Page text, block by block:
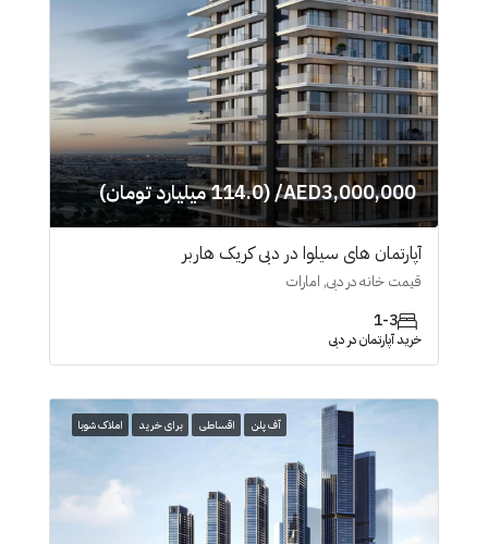
AED3,000,000/ (114.0 میلیارد تومان)
آپارتمان های سیلوا در دبی کریک هاربر
قیمت خانه در دبی, امارات
1-3
خرید آپارتمان در دبی
آف پلن اقساطی برای خرید املاک شوبا